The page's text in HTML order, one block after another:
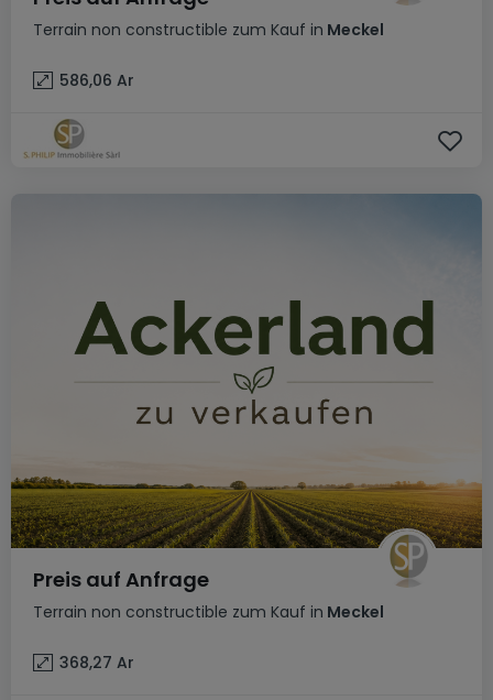
Terrain non constructible zum Kauf in Meckel
586,06 Ar
Terrain non constructible zum Kauf in Meckel
Preis auf Anfrage
368,27 Ar